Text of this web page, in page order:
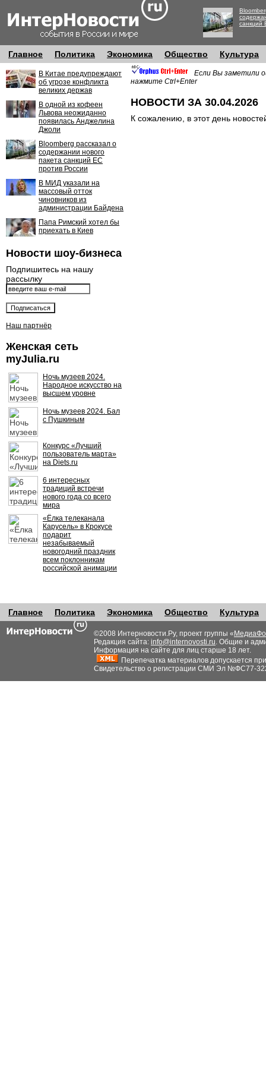
санкций
Главное Политика Экономика Общество Культура
В Китае предупреждают
об угрозе конфликта
великих держав
В одной из кофеен
Львова неожиданно
появилась Анджелина
Джоли
Bloomberg рассказал о
содержании нового
пакета санкций ЕС
против России
В МИД указали на
массовый отток
чиновников из
администрации Байдена
Папа Римский хотел бы
приехать в Киев
Новости шоу-бизнеса
Подпишитесь на нашу
рассылку
Наш партнёр
Женская сеть
myJulia.ru
Ночь музеев 2024.
Народное искусство на
высшем уровне
Ночь музеев 2024. Бал
с Пушкиным
Конкурс «Лучший
пользователь марта»
на Diets.ru
6 интересных
традиций встречи
нового года со всего
мира
«Ёлка телеканала
Карусель» в Крокусе
подарит
незабываемый
новогодний праздник
всем поклонникам
российской анимации
Если Вы заметили
нажмите Ctrl+Enter
НОВОСТИ ЗА 30.04.2026
К сожалению, в этот день
Главное Политика Экономика Общество Культура
©2008 Интерновости.Ру, проект группы «
Редакция сайта: info@internovosti.ru. Общие и
Информация на сайте для лиц старше 18 лет.
Перепечатка материалов допускается
Свидетельство о регистрации СМИ Эл №ФС77-